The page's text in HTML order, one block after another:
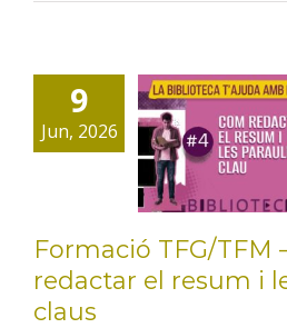
9
Jun, 2026
TFG/
4.
redactar
resum i
claus
Formació TFG/TFM
redactar el resum i
claus